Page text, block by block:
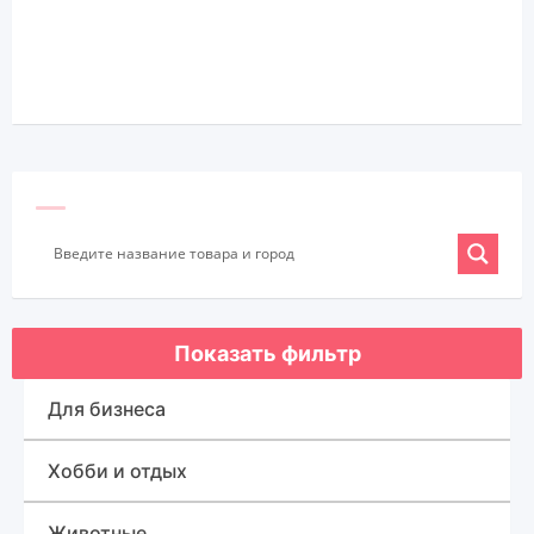
Показать фильтр
Для бизнеса
Оборудование для бизнеса
Хобби и отдых